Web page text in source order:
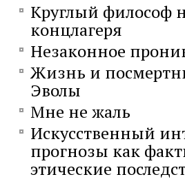
Круглый философ
концлагеря
Незаконное
Жизнь и
Эволы
Мне не жаль
Искусственный
прогнозы как
этические